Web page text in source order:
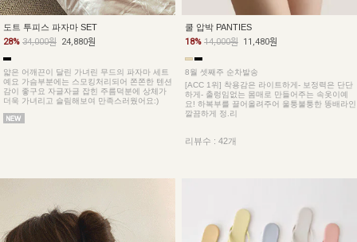
도트 투피스 파자마 SET
28% 34,000원 24,880원
얇은 어깨끈이 달린 가녀린 무드의 파자마 세트
예요 가슴부분에는 스모킹처리되어 쫀쫀한 텐션
감이 좋구요 자글자글 잡힌 주름덕분에 상체가
더욱 가녀리고 슬림해보여 만족스러웠어요:)
쿨 압박 PANTIES
18% 14,000원 11,480원
8월 셋째주 순차발송
[ACC 1위] 착용감은 라이트하게- 보정력은 단단
하게- 출렁임없는 몸매로 만들어주는 속옷이예
요! 하복부를 끌어올려주어 울퉁불퉁한 똥배라인
깔끔하게 정.리
리뷰수 : 42개